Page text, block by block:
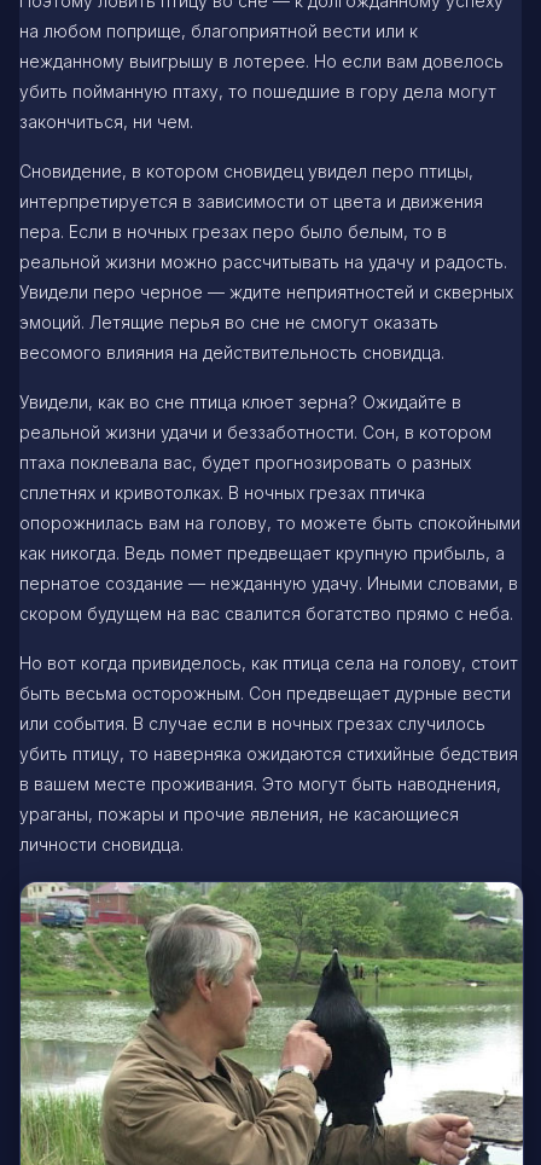
на любом поприще, благоприятной вести или к
нежданному выигрышу в лотерее. Но если вам довелось
убить пойманную птаху, то пошедшие в гору дела могут
закончиться, ни чем.
Сновидение, в котором сновидец увидел перо птицы,
интерпретируется в зависимости от цвета и движения
пера. Если в ночных грезах перо было белым, то в
реальной жизни можно рассчитывать на удачу и радость.
Увидели перо черное — ждите неприятностей и скверных
эмоций. Летящие перья во сне не смогут оказать
весомого влияния на действительность сновидца.
Увидели, как во сне птица клюет зерна? Ожидайте в
реальной жизни удачи и беззаботности. Сон, в котором
птаха поклевала вас, будет прогнозировать о разных
сплетнях и кривотолках. В ночных грезах птичка
опорожнилась вам на голову, то можете быть спокойными
как никогда. Ведь помет предвещает крупную прибыль, а
пернатое создание — нежданную удачу. Иными словами, в
скором будущем на вас свалится богатство прямо с неба.
Но вот когда привиделось, как птица села на голову, стоит
быть весьма осторожным. Сон предвещает дурные вести
или события. В случае если в ночных грезах случилось
убить птицу, то наверняка ожидаются стихийные бедствия
в вашем месте проживания. Это могут быть наводнения,
ураганы, пожары и прочие явления, не касающиеся
личности сновидца.